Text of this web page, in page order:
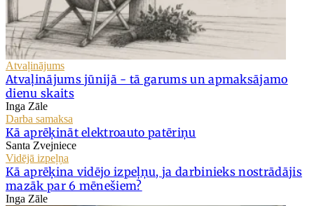
Atvaļinājums
Atvaļinājums jūnijā - tā garums un apmaksājamo
dienu skaits
Inga Zāle
Darba samaksa
Kā aprēķināt elektroauto patēriņu
Santa Zvejniece
Vidējā izpeļņa
Kā aprēķina vidējo izpeļņu, ja darbinieks nostrādājis
mazāk par 6 mēnešiem?
Inga Zāle